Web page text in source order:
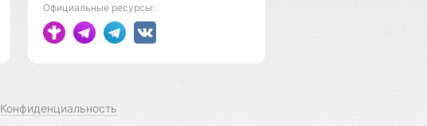
Официальные ресурсы:
Конфиденциальность